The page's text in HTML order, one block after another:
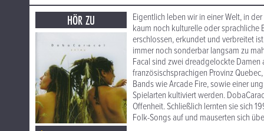
HÖR ZU
Eigentlich leben wir in einer Welt, in
kaum noch kulturelle oder sprachliche
erschlossen, erkundet und verbreitet
immer noch sonderbar langsam zu
Facal sind zwei dreadgelockte
französischsprachigen Provinz
Bands wie Arcade Fire, sowie einer
Spielarten kultiviert werden.
Offenheit. Schließlich lernten sie sich
Folk-Songs auf und mauserten sich